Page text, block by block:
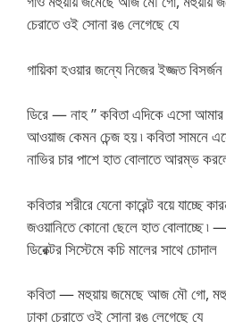
চেরাতে ওই সোনা রঙ লেগেছে যে
গায়িকা হওয়ার জন্যে নিজের ইজ্জত বিসর্জন
ডিরে — নাহ ” কবিতা এদিকে এসো আমার
আওয়াজ কেমন চেন্জ হয় ৷ কবিতা সামনে
নাভির চার পাশে হাত বোলাতে আরম্ভ
কবিতার শরীরে যেনো কারেন্ট বয়ে যাচ্ছে
জওয়ানিতে কোনো ছেলে হাত
ডিরেক্টর সিস্টেমে কচি মালের সাথে চোদাল
কবিতা — মহুয়ায় জমেছে আজ মৌ গো,
ঢাকা চেরাতে ওই সোনা রঙ লেগেছে যে